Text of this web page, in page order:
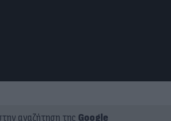
αναζήτηση της Google